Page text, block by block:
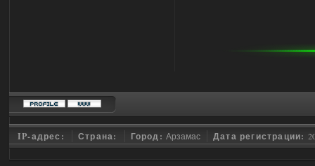
IP-адрес: Страна: Город:Арзамас Дата регистрации: